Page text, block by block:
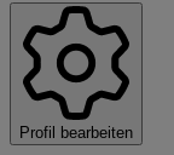
Profil bearbeiten